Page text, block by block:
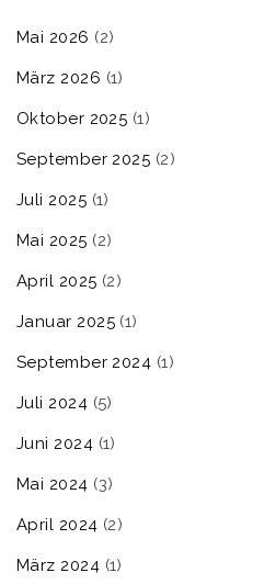
Mai 2026 (2)
März 2026 (1)
Oktober 2025 (1)
September 2025 (2)
Juli 2025 (1)
Mai 2025 (2)
April 2025 (2)
Januar 2025(1)
September 2024 (1)
Juli 2024 (5)
Juni 2024 (1)
Mai 2024 (3)
April 2024 (2)
März 2024 (1)